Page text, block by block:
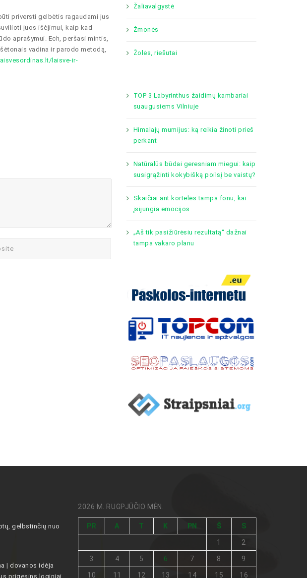
priversti gelbėtis ragaudami jus
juos išėjimui, kaip kad
aprašymui. Ech, peršasi mintis,
vadina ir parodo metodą,
laisve-ir-
Žaliavalgystė
Žmonės
Žolės, riešutai
TOP 3 Labyrinthus žaidimų kambariai
suaugusiems Vilniuje
Himalajų mumijus: ką reikia žinoti prieš
perkant
Natūralūs būdai geresniam miegui: kaip
susigrąžinti kokybišką poilsį be vaistų?
Skaičiai ant kortelės tampa fonu, kai
įsijungia emocijos
„Aš tik pasižiūrėsiu rezultatą“ dažnai
tampa vakaro planu
gelbstinčių nuo
| dovanos idėja
prigesins loginiai
2026 M. RUGPJŪČIO MĖN.
PR A T K PN Š S
1 2
3 4 5 6 7 8 9
10 11 12 13 14 15 16